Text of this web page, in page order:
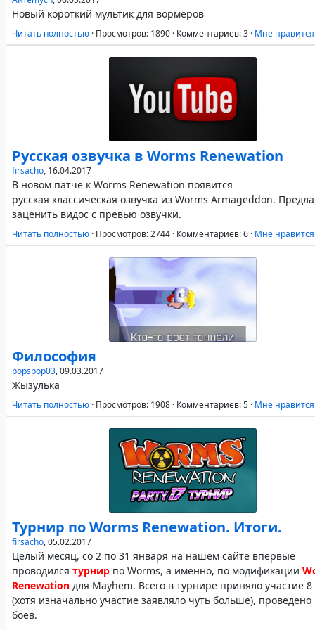
Читать полностью · Просмотров: 1890 · Комментариев: 3 · Mне
Новый короткий мультик для вормеров
Русская озвучка в Worms Renewation
firsacho, 16.04.2017
Читать полностью · Просмотров: 2744 · Комментариев: 6 · Mне
В новом патче к Worms Renewation появится
русская классическая озвучка из Worms Armageddon.
заценить видос с превью озвучки.
Философия
popspop03,09.03.2017
Читать полностью · Просмотров: 1908 · Комментариев: 5 · Mне
Жызулька
Турнир по Worms Renewation. Итоги.
firsacho,05.02.2017
Целый месяц, со 2 по 31 января на нашем сайте впервые
проводился турнир по Worms, а именно, по модификации
Renewation для Mayhem. Всего в турнире приняло участие 8
(хотя изначально участие заявляло чуть больше), проведено
боев.